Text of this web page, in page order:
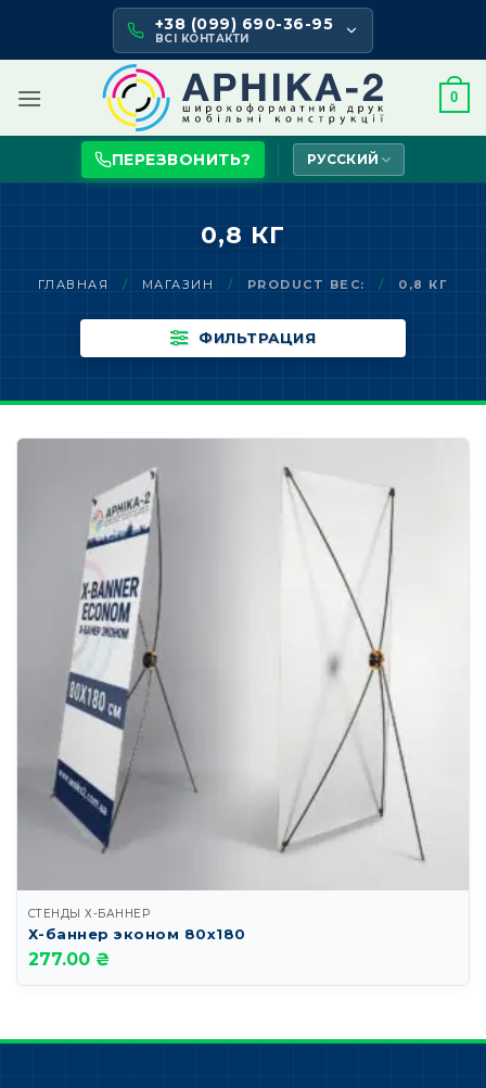
content
+38 (099) 690-36-95
ВСІ КОНТАКТИ
0
ПЕРЕЗВОНИТЬ? РУССКИЙ
0,8 КГ
ГЛАВНАЯ / МАГАЗИН / PRODUCT ВЕС: / 0,8 КГ
ФИЛЬТРАЦИЯ
СТЕНДЫ Х-БАННЕР
Х-баннер эконом 80х180
277.00 ₴